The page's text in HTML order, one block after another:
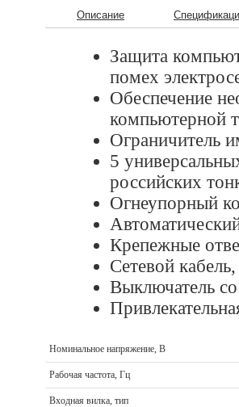
Описание
Защита
помех
Обеспечение
компьютерной
Ограничитель
5
российских
Огнеупорный
Крепежные
Сетевой
Выключатель
Номинальное напряжение, В
Рабочая частота, Гц
Входная вилка, тип